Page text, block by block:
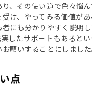
、その使い道で色々悩
け、やってみる価値が
にも分かりやすく説明
したサポートもあると
願いすることにしました
点